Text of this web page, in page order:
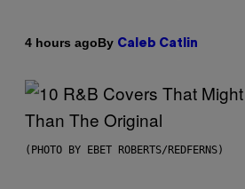
4 hours agoBy Caleb Catlin
(PHOTO BY EBET ROBERTS/REDFERNS)